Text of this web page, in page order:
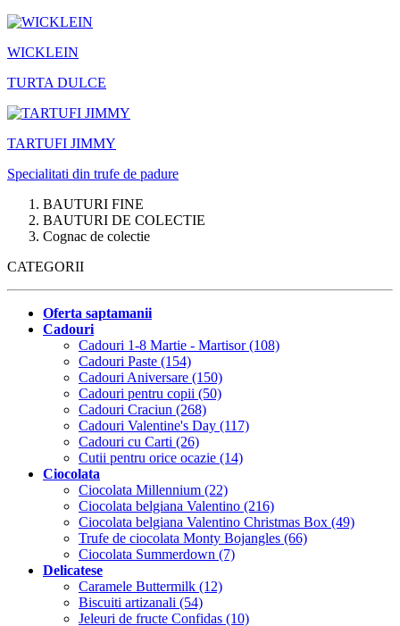
WICKLEIN
TURTA DULCE
TARTUFI JIMMY
Specialitati din trufe de padure
BAUTURI FINE
BAUTURI DE COLECTIE
Cognac de colectie
CATEGORII
Oferta saptamanii
Cadouri
Cadouri 1-8 Martie - Martisor (108)
Cadouri Paste (154)
Cadouri Aniversare (150)
Cadouri pentru copii (50)
Cadouri Craciun (268)
Cadouri Valentine's Day (117)
Cadouri cu Carti (26)
Cutii pentru orice ocazie (14)
Ciocolata
Ciocolata Millennium (22)
Ciocolata belgiana Valentino (216)
Ciocolata belgiana Valentino Christmas Box (49)
Trufe de ciocolata Monty Bojangles (66)
Ciocolata Summerdown (7)
Delicatese
Caramele Buttermilk (12)
Biscuiti artizanali (54)
Jeleuri de fructe Confidas (10)